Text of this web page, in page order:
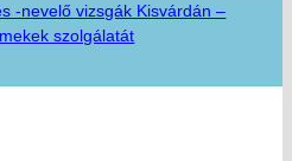
-nevelő vizsgák Kisvárdán –
szolgálatát